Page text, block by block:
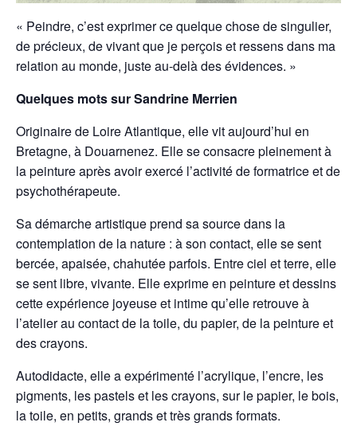
« Peindre, c’est exprimer ce quelque chose de singulier,
de précieux, de vivant que je perçois et ressens dans ma
relation au monde, juste au-delà des évidences. »
Quelques mots sur Sandrine Merrien
Originaire de Loire Atlantique, elle vit aujourd’hui en
Bretagne, à Douarnenez. Elle se consacre pleinement à
la peinture après avoir exercé l’activité de formatrice et de
psychothérapeute.
Sa démarche artistique prend sa source dans la
contemplation de la nature : à son contact, elle se sent
bercée, apaisée, chahutée parfois. Entre ciel et terre, elle
se sent libre, vivante. Elle exprime en peinture et dessins
cette expérience joyeuse et intime qu’elle retrouve à
l’atelier au contact de la toile, du papier, de la peinture et
des crayons.
Autodidacte, elle a expérimenté l’acrylique, l’encre, les
pigments, les pastels et les crayons, sur le papier, le bois,
la toile, en petits, grands et très grands formats.